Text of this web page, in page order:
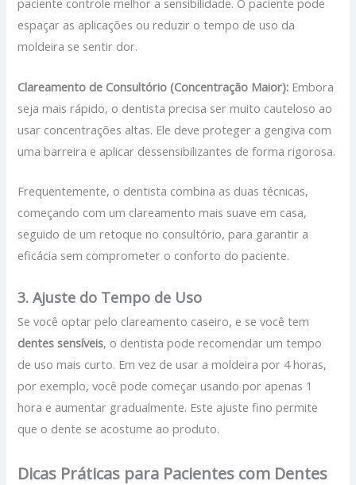
paciente controle melhor a sensibilidade. O paciente pode
espaçar as aplicações ou reduzir o tempo de uso da
moldeira se sentir dor.
Clareamento de Consultório (Concentração Maior): Embora
seja mais rápido, o dentista precisa ser muito cauteloso ao
usar concentrações altas. Ele deve proteger a gengiva com
uma barreira e aplicar dessensibilizantes de forma rigorosa.
Frequentemente, o dentista combina as duas técnicas,
começando com um clareamento mais suave em casa,
seguido de um retoque no consultório, para garantir a
eficácia sem comprometer o conforto do paciente.
3. Ajuste do Tempo de Uso
Se você optar pelo clareamento caseiro, e se você tem
dentes sensíveis, o dentista pode recomendar um tempo
de uso mais curto. Em vez de usar a moldeira por 4 horas,
por exemplo, você pode começar usando por apenas 1
hora e aumentar gradualmente. Este ajuste fino permite
que o dente se acostume ao produto.
Dicas Práticas para Pacientes com Dentes